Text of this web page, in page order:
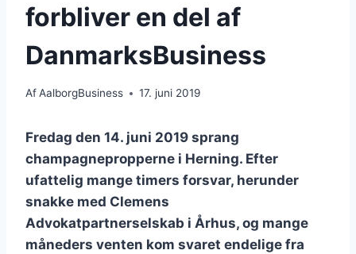
forbliver en del af
DanmarksBusiness
AfAalborgBusiness 17. juni 2019
Fredag den 14. juni 2019 sprang
champagnepropperne i Herning. Efter
ufattelig mange timers forsvar, herunder
snakke med Clemens
Advokatpartnerselskab i Århus, og mange
måneders venten kom svaret endelige fra